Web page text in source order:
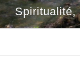
Spiritualité,